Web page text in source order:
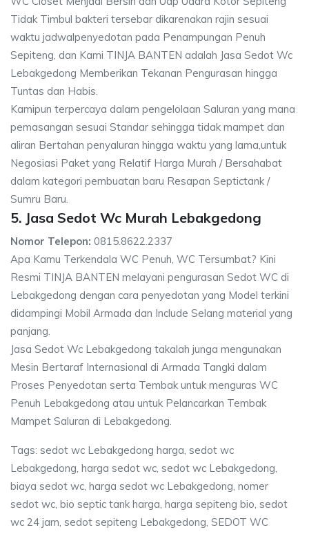
Tidak Timbul bakteri tersebar dikarenakan rajin sesuai
waktu jadwalpenyedotan pada Penampungan Penuh
Sepiteng, dan Kami TINJA BANTEN adalah Jasa Sedot Wc
Lebakgedong Memberikan Tekanan Pengurasan hingga
Tuntas dan Habis.
Kamipun terpercaya dalam pengelolaan Saluran yang mana
pemasangan sesuai Standar sehingga tidak mampet dan
aliran Bertahan penyaluran hingga waktu yang lama,untuk
Negosiasi Paket yang Relatif Harga Murah / Bersahabat
dalam kategori pembuatan baru Resapan Septictank /
Sumru Baru.
5. Jasa Sedot Wc Murah Lebakgedong
Nomor Telepon: 0815.8622.2337
Apa Kamu Terkendala WC Penuh, WC Tersumbat? Kini
Resmi TINJA BANTEN melayani pengurasan Sedot WC di
Lebakgedong dengan cara penyedotan yang Model terkini
didampingi Mobil Armada dan Include Selang material yang
panjang.
Jasa Sedot Wc Lebakgedong takalah junga mengunakan
Mesin Bertaraf Internasional di Armada Tangki dalam
Proses Penyedotan serta Tembak untuk menguras WC
Penuh Lebakgedong atau untuk Pelancarkan Tembak
Mampet Saluran di Lebakgedong.
Tags: sedot wc Lebakgedong harga, sedot wc
Lebakgedong, harga sedot wc, sedot wc Lebakgedong,
biaya sedot wc, harga sedot wc Lebakgedong, nomer
sedot wc, bio septic tank harga, harga sepiteng bio, sedot
wc 24 jam, sedot sepiteng Lebakgedong, SEDOT WC